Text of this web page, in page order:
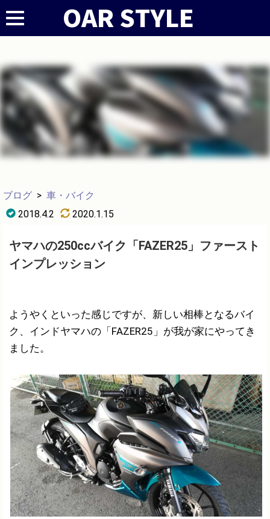
ブログ > 車・バイク
2018.4.2
2020.1.15
ヤマハの250ccバイク「FAZER25」ファースト
インプレッション
ようやくといった感じですが、新しい相棒となるバイ
ク、インドヤマハの「FAZER25」が我が家にやってき
ました。